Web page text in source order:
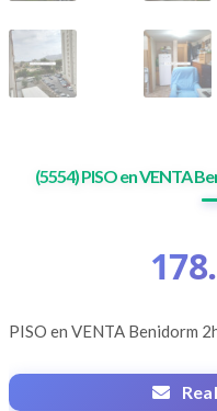
(5554) PISO en VENTA
PISO en VENTA Benidorm